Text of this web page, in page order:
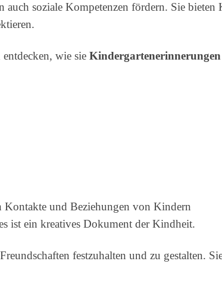
auch soziale Kompetenzen fördern. Sie bieten
wie sie Kindergartenerinnerungen
Kontakte und Beziehungen von Kindern
ist ein kreatives Dokument der Kindheit.
festzuhalten und zu gestalten.